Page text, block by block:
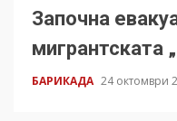
Започна
мигрантската
БАРИКАДА 24 октомври